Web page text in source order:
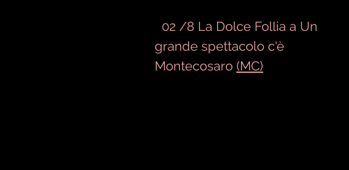
02 /8 La Dolce Follia a Un
grande spettacolo c'è
Montecosaro (MC)